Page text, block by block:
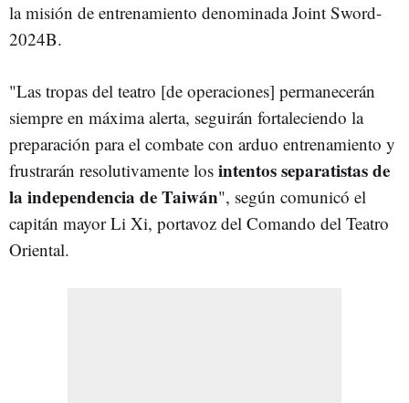
la misión de entrenamiento denominada Joint Sword-
2024B.
"Las tropas del teatro [de operaciones] permanecerán
siempre en máxima alerta, seguirán fortaleciendo la
preparación para el combate con arduo entrenamiento y
frustrarán resolutivamente los intentos separatistas de
la independencia de Taiwán", según comunicó el
capitán mayor Li Xi, portavoz del Comando del Teatro
Oriental.